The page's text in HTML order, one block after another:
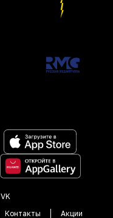
VK
Контакты Акции